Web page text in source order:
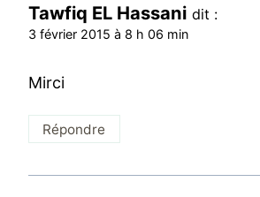
Tawfiq EL Hassani dit :
3 février 2015 à 8 h 06 min
Mirci
Répondre